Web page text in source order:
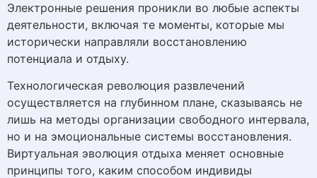
Электронные решения проникли во любые аспекты
деятельности, включая те моменты, которые мы
исторически направляли восстановлению
потенциала и отдыху.
Технологическая революция развлечений
осуществляется на глубинном плане, сказываясь не
лишь на методы организации свободного интервала,
но и на эмоциональные системы восстановления.
Виртуальная эволюция отдыха меняет основные
принципы того, каким способом индивиды